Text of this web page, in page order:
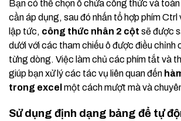
Bạn có thể chọn ô chứa công thức và toàn
cần áp dụng, sau đó nhấn tổ hợp phím
lập tức, công thức nhân 2 cột sẽ được
dưới với các tham chiếu ô được điều chỉnh
từng dòng. Việc làm chủ các phím tắt và
giúp bạn xử lý các tác vụ liên quan đến
trong excel một cách mượt mà và
Sử dụng định dạng bảng để tự